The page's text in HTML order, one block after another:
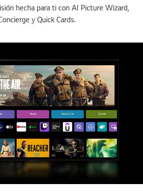
hecha para ti con AI Picture Wizard,
y Quick Cards.